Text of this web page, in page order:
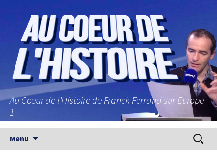
Au Coeur de l'Histoire de Franck Ferrand sur Europe
1
Menu